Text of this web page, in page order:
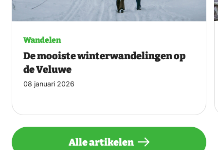
Wandelen
De mooiste winterwandelingen op
de Veluwe
08 januari 2026
Alle artikelen